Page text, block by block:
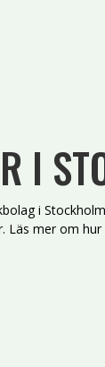
I
i
mer om